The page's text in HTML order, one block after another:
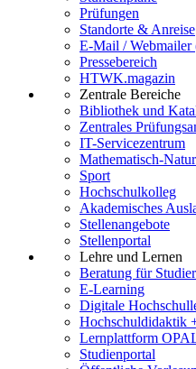
Prüfungen
Standorte & Anreise
E-Mail / Webmailer
Pressebereich
HTWK.magazin
Zentrale Bereiche
Bibliothek und
Zentrales
IT-Servicezentrum
Mathematisch-
Sport
Hochschulkolleg
Akademisches
Stellenangebote
Stellenportal
Lehre und Lernen
Beratung für
E-Learning
Digitale
Hochschuldidaktik
Lernplattform
Studienportal